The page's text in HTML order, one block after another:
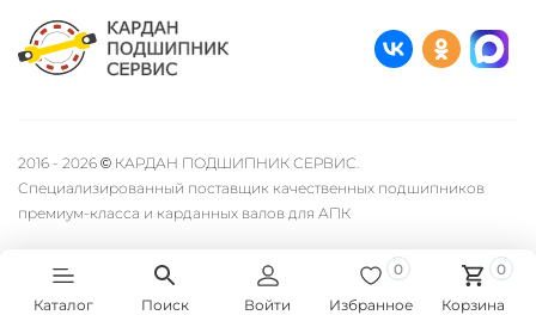
2016 - 2026 © КАРДАН ПОДШИПНИК СЕРВИС.
Специализированный поставщик качественных подшипников
премиум-класса и карданных валов для АПК
Каталог Поиск Войти Избранное
0
Корзина
0
Быстро с 1С-Битрикс